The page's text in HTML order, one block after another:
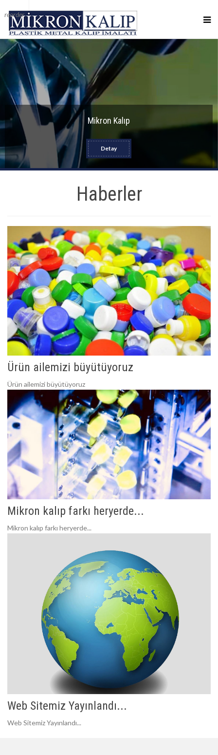
reorder
Mikron Kalıp
Detay
Haberler
Ürün ailemizi büyütüyoruz
Ürün ailemizi büyütüyoruz
Mikron kalıp farkı heryerde...
Mikron kalıp farkı heryerde...
Web Sitemiz Yayınlandı...
Web Sitemiz Yayınlandı...